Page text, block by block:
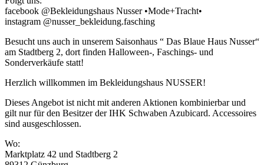
facebook @Bekleidungshaus Nusser •Mode+Tracht•
instagram @nusser_bekleidung.fasching
Besucht uns auch in unserem Saisonhaus “ Das Blaue Haus Nusser“
am Stadtberg 2, dort finden Halloween-, Faschings- und
Sonderverkäufe statt!
Herzlich willkommen im Bekleidungshaus NUSSER!
Dieses Angebot ist nicht mit anderen Aktionen kombinierbar und
gilt nur für den Besitzer der IHK Schwaben Azubicard. Accessoires
sind ausgeschlossen.
Wo:
Marktplatz 42 und Stadtberg 2